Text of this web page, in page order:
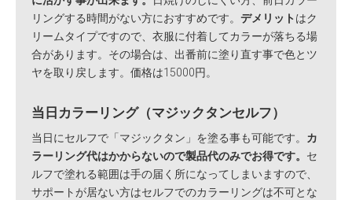
リングする時間がない方におすすめです。 デメリット はク
リームタイプですので、衣服に付着してカラーが落ちる場
合があります。その場合は、出番前に塗り直す事で色とツ
ヤを取り戻します。価格は15000円。
当日カラーリング（マジックタンセルフ）
当日にセルフで「マジックタン」を塗る事も可能です。 カ
ラーリング代はかからないので製品代のみでお得です。 セ
ルフで塗れる範囲は手の届く所になってしまいますので、
サポートが居ない方はセルフでのカラーリングは不可とな